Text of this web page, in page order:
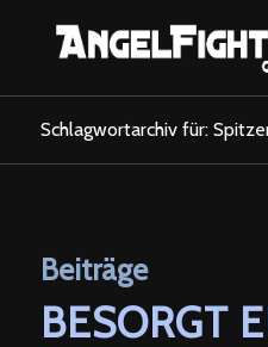
Schlagwortarchiv für:
Beiträge
BESORGT